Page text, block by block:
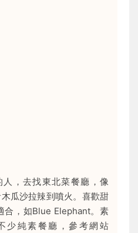
人，去找東北菜餐廳，像
瓜沙拉辣到噴火。喜歡甜
合，如Blue Elephant。素
少純素餐廳，參考網站